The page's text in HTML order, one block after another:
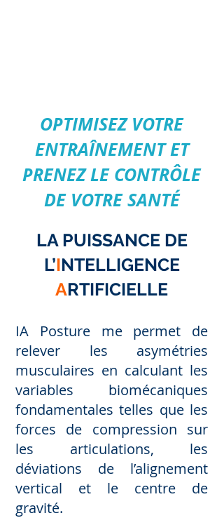
OPTIMISEZ VOTRE
ENTRAÎNEMENT ET
PRENEZ LE CONTRÔLE
DE VOTRE SANTÉ
LA PUISSANCE DE
L’INTELLIGENCE
ARTIFICIELLE
IA Posture me permet de
relever les asymétries
musculaires en calculant les
variables biomécaniques
fondamentales telles que les
forces de compression sur
les articulations, les
déviations de l’alignement
vertical et le centre de
gravité.